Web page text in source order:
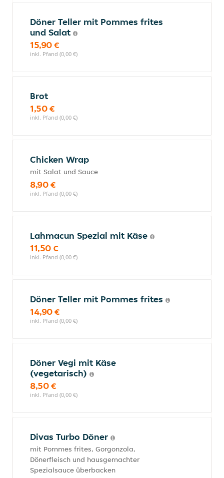
Döner Teller mit Pommes frites
und Salat
15,90 €
inkl. Pfand (0,00 €)
Brot
1,50 €
inkl. Pfand (0,00 €)
Chicken Wrap
mit Salat und Sauce
8,90 €
inkl. Pfand (0,00 €)
Lahmacun Spezial mit Käse
11,50 €
inkl. Pfand (0,00 €)
Döner Teller mit Pommes frites
14,90 €
inkl. Pfand (0,00 €)
Döner Vegi mit Käse
(vegetarisch)
8,50 €
inkl. Pfand (0,00 €)
Divas Turbo Döner
mit Pommes frites, Gorgonzola,
Dönerfleisch und hausgemachter
Spezialsauce überbacken